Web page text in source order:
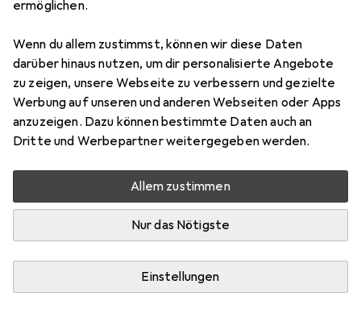
ermöglichen.
Wenn du allem zustimmst, können wir diese Daten
darüber hinaus nutzen, um dir personalisierte Angebote
zu zeigen, unsere Webseite zu verbessern und gezielte
Werbung auf unseren und anderen Webseiten oder Apps
anzuzeigen. Dazu können bestimmte Daten auch an
Dritte und Werbepartner weitergegeben werden.
Allem zustimmen
Nur das Nötigste
Einstellungen
scaler
Preis in EUR inkl. MwSt.
EUR
12,77 Spare
Bewertungen
Mehr von Amewi
Zwischen Fr, 21.8. und Sa, 29.8. geliefert
Nur 2 Stück an Lager beim Lieferanten